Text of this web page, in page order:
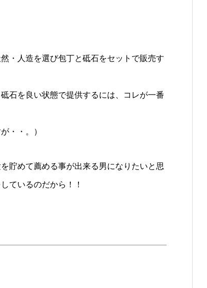
・人造を選び包丁と砥石をセットで販売す
石を良い状態で提供するには、コレが一番
・・。）
貯めて薦める事が出来る男になりたいと思
ているのだから！！